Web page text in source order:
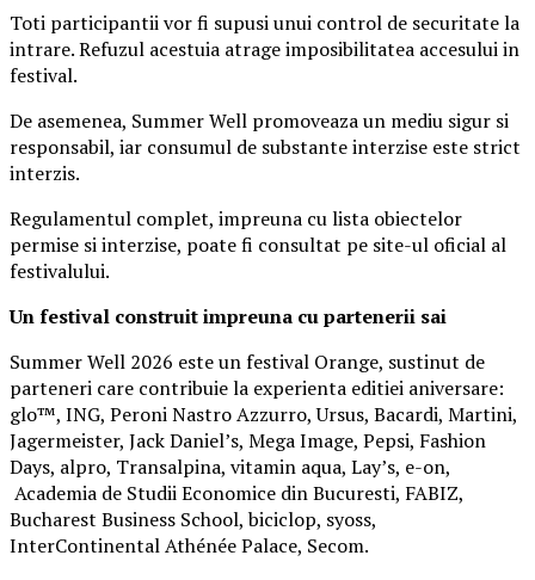
Toti participantii vor fi supusi unui control de securitate la
intrare. Refuzul acestuia atrage imposibilitatea accesului in
festival.
De asemenea, Summer Well promoveaza un mediu sigur si
responsabil, iar consumul de substante interzise este strict
interzis.
Regulamentul complet, impreuna cu lista obiectelor
permise si interzise, poate fi consultat pe site-ul oficial al
festivalului.
Un festival construitimpreuna cu partenerii sai
Summer Well 2026 este un festival Orange, sustinut de
parteneri care contribuie la experienta editiei aniversare:
glo™, ING, Peroni Nastro Azzurro, Ursus, Bacardi, Martini,
Jagermeister, Jack Daniel’s, Mega Image, Pepsi, Fashion
Days, alpro, Transalpina, vitamin aqua, Lay’s, e-on,
Academia de Studii Economice din Bucuresti, FABIZ,
Bucharest Business School, biciclop, syoss,
InterContinental Athénée Palace, Secom.